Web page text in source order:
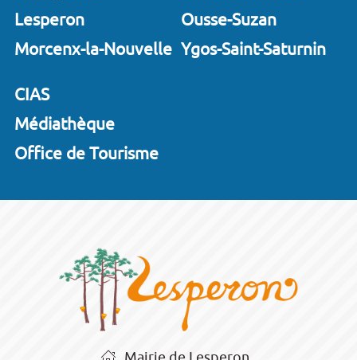
Lesperon
Morcenx-la-Nouvelle
Ousse-Suzan
Ygos-Saint-Saturnin
CIAS
Médiathèque
Office de Tourisme